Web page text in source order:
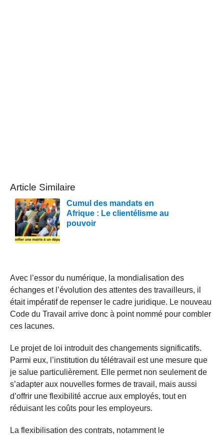
Article Similaire
Cumul des mandats en
Afrique : Le clientélisme au
pouvoir
Avec l’essor du numérique, la mondialisation des
échanges et l’évolution des attentes des travailleurs, il
était impératif de repenser le cadre juridique. Le nouveau
Code du Travail arrive donc à point nommé pour combler
ces lacunes.
Le projet de loi introduit des changements significatifs.
Parmi eux, l’institution du télétravail est une mesure que
je salue particulièrement. Elle permet non seulement de
s’adapter aux nouvelles formes de travail, mais aussi
d’offrir une flexibilité accrue aux employés, tout en
réduisant les coûts pour les employeurs.
La flexibilisation des contrats, notamment le